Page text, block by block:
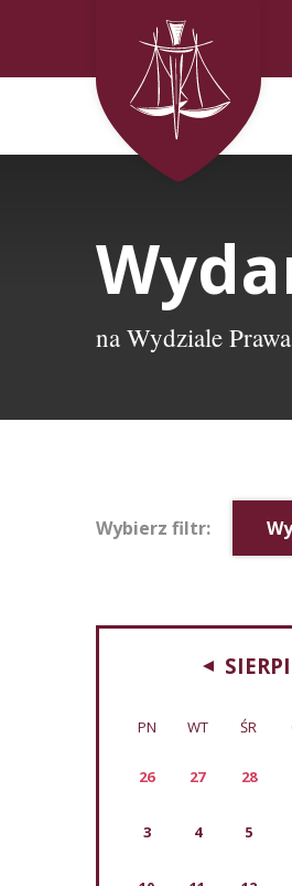
na Wydziale
Wybierz filtr:
PN WT ŚR
26 27 28
3 4 5